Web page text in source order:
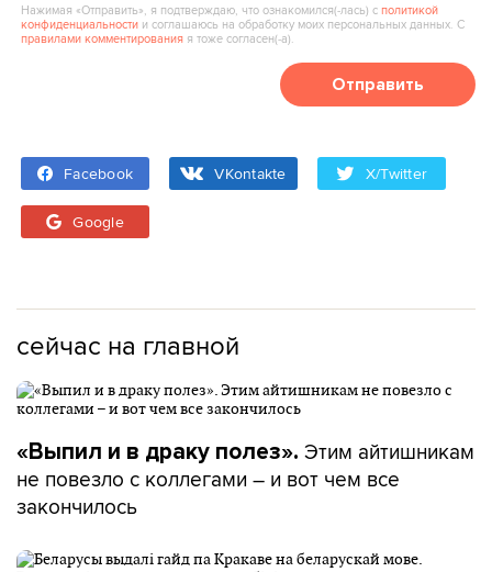
Нажимая «Отправить», я подтверждаю, что ознакомился(‑лась) сполитикой
конфиденциальности и соглашаюсь на обработку моих персональных данных. С
правилами комментирования я тоже согласен(‑а).
Отправить
Facebook VKontakte X/Twitter
Google
сейчас на главной
«Выпил и в драку полез». Этим айтишникам
не повезло с коллегами – и вот чем все
закончилось